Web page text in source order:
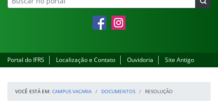
FacebookInstagram
Portal do IFRS Localização e Contato Ouvidoria Site Antigo
VOCÊ ESTÁ EM: CAMPUS VACARIA DOCUMENTOS RESOLUÇÃO